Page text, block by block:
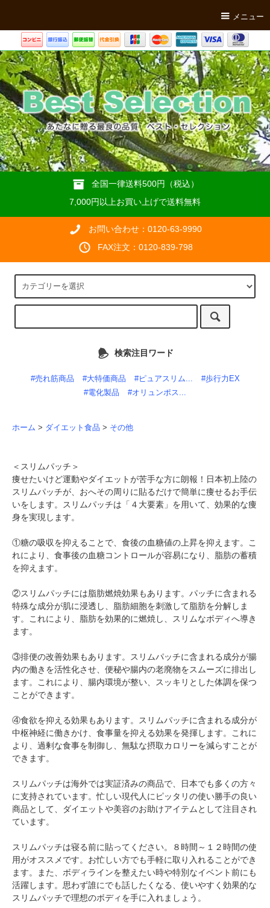
メニュー
全国一律送料500円（税込）
7,000円以上お買い上げで送料無料
お問い合わせ：0120-63-9990
FAX注文：0120-839-798
検索注目ワード
#売れ筋商品 #大特価商品 #ピュアスリム...
#歩行力EX
#電化製品
#オリュンポス...
ホーム > ダイエット食品 > その他
＜スリムパッチ＞
痩せたいけど運動やダイエットが苦手な方に朗報！日本初上陸の
スリムパッチが、おへその周りに貼るだけで簡単に痩せるお手伝
いをします。スリムパッチは「４大要素」を用いて、効果的な痩
身を実現します。
①糖の吸収を抑えることで、食後の血糖値の上昇を抑えます。こ
れにより、食事後の血糖コントロールが容易になり、脂肪の蓄積
を抑えます。
②スリムパッチには脂肪燃焼効果もあります。パッチに含まれる
特殊な成分が肌に浸透し、脂肪細胞を刺激して脂肪を分解しま
す。これにより、脂肪を効果的に燃焼し、スリムなボディへ導き
ます。
③排便の改善効果もあります。スリムパッチに含まれる成分が腸
内の働きを活性化させ、便秘や腸内の老廃物をスムーズに排出し
ます。これにより、腸内環境が整い、スッキリとした体調を保つ
ことができます。
④食欲を抑える効果もあります。スリムパッチに含まれる成分が
中枢神経に働きかけ、食事量を抑える効果を発揮します。これに
より、過剰な食事を制御し、無駄な摂取カロリーを減らすことが
できます。
スリムパッチは海外では実証済みの商品で、日本でも多くの方々
に支持されています。忙しい現代人にピッタリの使い勝手の良い
商品として、ダイエットや美容のお助けアイテムとして注目され
ています。
スリムパッチは寝る前に貼ってください。８時間～１２時間の使
用がオススメです。お忙しい方でも手軽に取り入れることができ
ます。また、ボディラインを整えたい時や特別なイベント前にも
活躍します。思わず誰にでも話したくなる、使いやすく効果的な
スリムパッチで理想のボディを手に入れましょう。